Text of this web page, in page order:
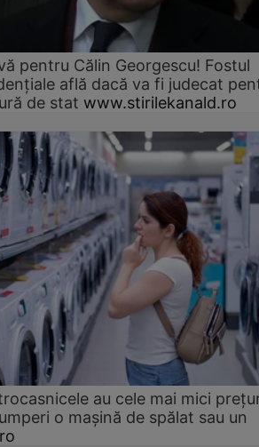
pentru Călin Georgescu! Fostul
află dacă va fi judecat
de stat www.stirilekanald.ro
au cele mai mici
o mașină de spălat sau un